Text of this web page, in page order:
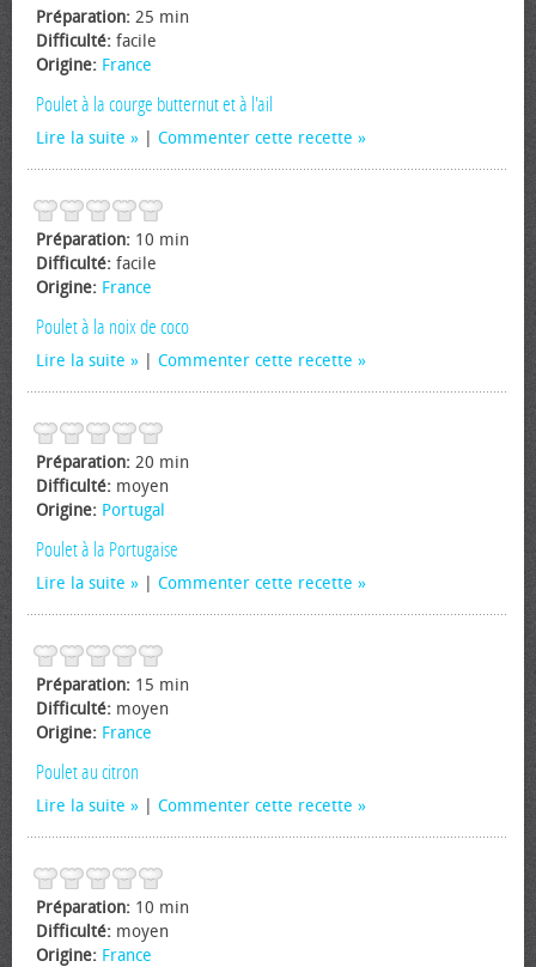
Préparation: 25 min
Difficulté: facile
Origine: France
Poulet à la courge butternut et à l'ail
Lire la suite Commenter cette recette
Préparation: 10 min
Difficulté: facile
Origine: France
Poulet à la noix de coco
Lire la suite Commenter cette recette
Préparation: 20 min
Difficulté: moyen
Origine: Portugal
Poulet à la Portugaise
Lire la suite Commenter cette recette
Préparation: 15 min
Difficulté: moyen
Origine: France
Poulet au citron
Lire la suite Commenter cette recette
Préparation: 10 min
Difficulté: moyen
Origine: France